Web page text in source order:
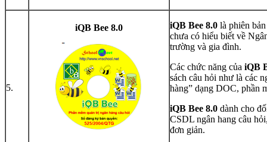
5.
iQB Bee 8.0 iQB Bee 8.0 là phiên
chưa có hiểu biết về
trường và gia đình.
Các chức năng của iQB
sách câu hỏi như là các
hàng” dạng DOC, phần
iQB Bee 8.0 dành cho
CSDL ngân hang câu
đơn giản.